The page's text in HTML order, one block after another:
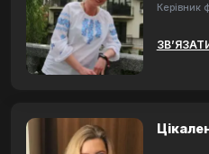
Керівник